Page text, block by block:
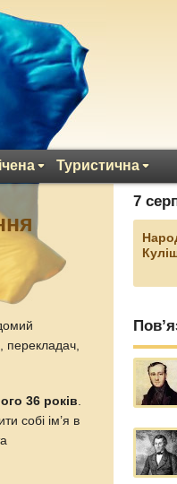
Туристична
перекладач,
36 років
собі ім’я в
7